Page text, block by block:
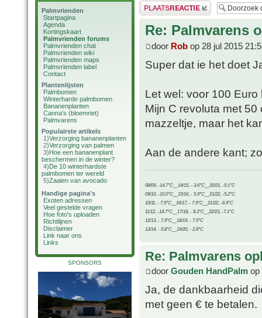
Palmvrienden
Startpagina
Agenda
Kortingskaart
Palmvrienden forums
Palmvrienden chat
Palmvrienden wiki
Palmvrienden maps
Palmvrienden label
Contact
Plantenlijsten
Palmbomen
Winterharde palmbomen
Bananenplanten
Canna's (bloemriet)
Palmvarens
Populairste artikels
1)Verzorging bananenplanten
2)Verzorging van palmen
3)Hoe een bananenplant
beschermen in de winter?
4)De 10 winterhardste
palmbomen ter wereld
5)Zaaien van avocado
Handige pagina's
Exoten adressen
Veel gestelde vragen
Hoe foto's uploaden
Richtlijnen
Disclaimer
Link naar ons
Links
SPONSORS
Plaats een reactie
Re: Palmvarens
door Rob op 28 jul 2015
Super dat ie het doet
Let wel: voor 100
Mijn C revoluta met
mazzeltje, maar het
Aan de andere kant;
08/09, -14.7°C__14/15, - 3.6°C__20/21, -9.1°C
09/10, -10.0°C__15/16, - 5.9°C__21/22, -5.2°C
10/11, - 7.9°C__16/17, - 7.9°C__21/22, -6.9°C
11/12, -14.7°C__17/18, - 8.3°C__22/23, -7.1°C
12/13, - 7.9°C__18/19, - 7.5°C
13/14, - 0.8°C__19/20, - 2.8°C
Re: Palmvarens
door Gouden HandPalm op
Ja, de dankbaarheid
met geen € te betalen.